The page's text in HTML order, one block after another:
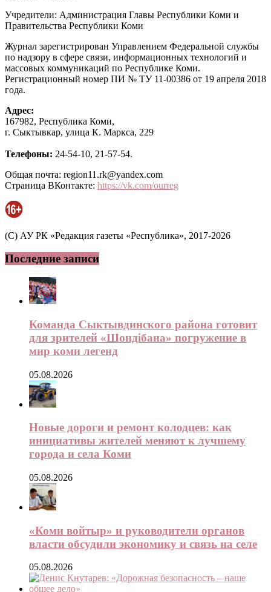
Учредители: Администрация Главы Республики Коми и
Правительства Республики Коми
Журнал зарегистрирован Управлением Федеральной службы
по надзору в сфере связи, информационных технологий и
массовых коммуникаций по Республике Коми.
Регистрационный номер ПИ № ТУ 11-00386 от 19 апреля 2018
года.
Адрес:
167982, Республика Коми,
г. Сыктывкар, улица К. Маркса, 229
Телефоны: 24-54-10, 21-57-54.
Общая почта: region11.rk@yandex.com
Страница ВКонтакте: https://vk.com/ourreg
(C) АУ РК «Редакция газеты «Республика», 2017-2026
Последние записи
Команда Сыктывдинского района готовит
для зрителей «Шондібана» погружение в
мир коми легенд
05.08.2026
Новые дороги и ремонт колодцев: как
инициативы жителей меняют к лучшему
города и села Коми
05.08.2026
«Коми войтыр» и руководители органов
власти обсудили экономику и связь на селе
05.08.2026